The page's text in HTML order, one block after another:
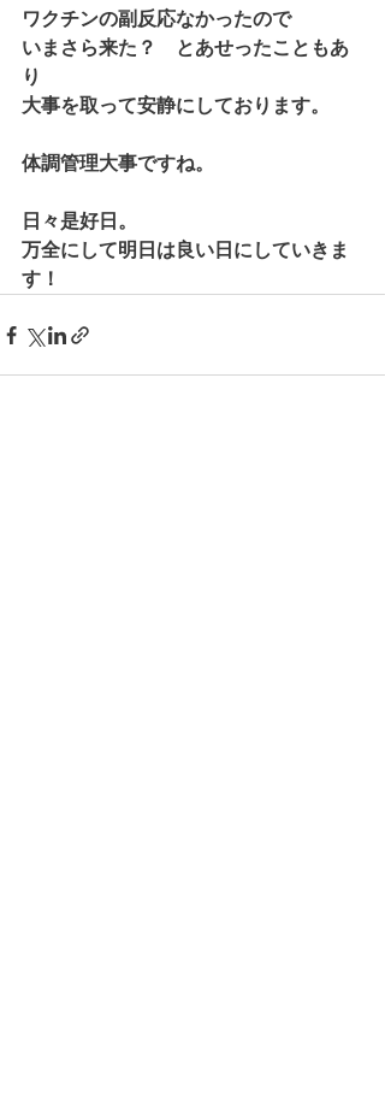
ワクチンの副反応なかったので
いまさら来た？　とあせったこともあ
り
大事を取って安静にしております。
体調管理大事ですね。
日々是好日。
万全にして明日は良い日にしていきま
す！